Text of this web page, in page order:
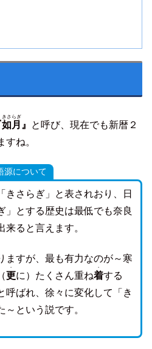
如月
きさらぎ
』
と呼び、現在でも新暦２
すね。
源について
きさらぎ」と表されおり、日
」とする歴史は最低でも奈良
ると言えます。
ますが、最も有力なのが～寒
更
・
に）たくさん重ね着
・
する
呼ばれ、徐々に変化して「き
～という説です。